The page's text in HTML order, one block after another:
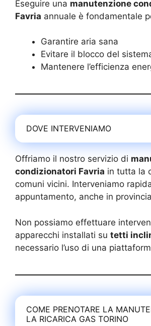
Eseguire una manutenzione
Favria annuale è fondamentale
Garantire aria sana
Evitare il blocco del
Mantenere l’efficienza
DOVE INTERVENIAMO
Offriamo il nostro servizio di
condizionatori Favria in tutta la
comuni vicini. Interveniamo
appuntamento, anche in
Non possiamo effettuare
apparecchi installati su tetti
necessario l’uso di una
COME PRENOTARE LA
LA RICARICA GAS TORINO